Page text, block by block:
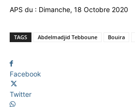
APS du : Dimanche, 18 Octobre 2020
TAGS Abdelmadjid Tebboune Bouira
Facebook
Twitter